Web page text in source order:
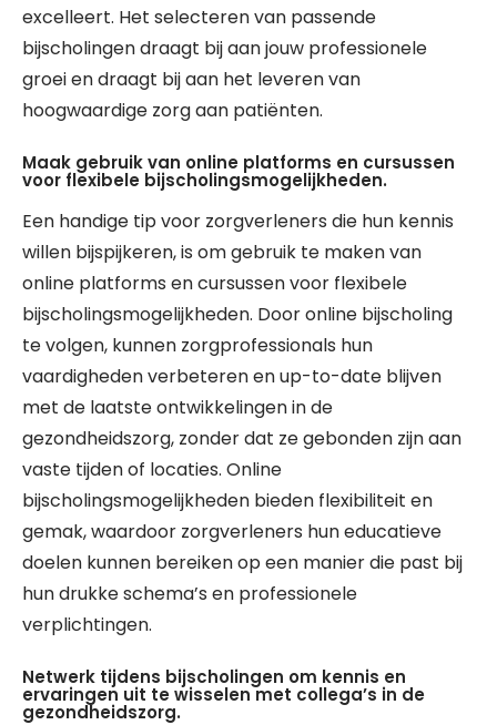
excelleert. Het selecteren van passende
bijscholingen draagt bij aan jouw professionele
groei en draagt bij aan het leveren van
hoogwaardige zorg aan patiënten.
Maak gebruik van online platforms en cursussen
voor flexibele bijscholingsmogelijkheden.
Een handige tip voor zorgverleners die hun kennis
willen bijspijkeren, is om gebruik te maken van
online platforms en cursussen voor flexibele
bijscholingsmogelijkheden. Door online bijscholing
te volgen, kunnen zorgprofessionals hun
vaardigheden verbeteren en up-to-date blijven
met de laatste ontwikkelingen in de
gezondheidszorg, zonder dat ze gebonden zijn aan
vaste tijden of locaties. Online
bijscholingsmogelijkheden bieden flexibiliteit en
gemak, waardoor zorgverleners hun educatieve
doelen kunnen bereiken op een manier die past bij
hun drukke schema’s en professionele
verplichtingen.
Netwerk tijdens bijscholingen om kennis en
ervaringen uit te wisselen met collega’s in de
gezondheidszorg.